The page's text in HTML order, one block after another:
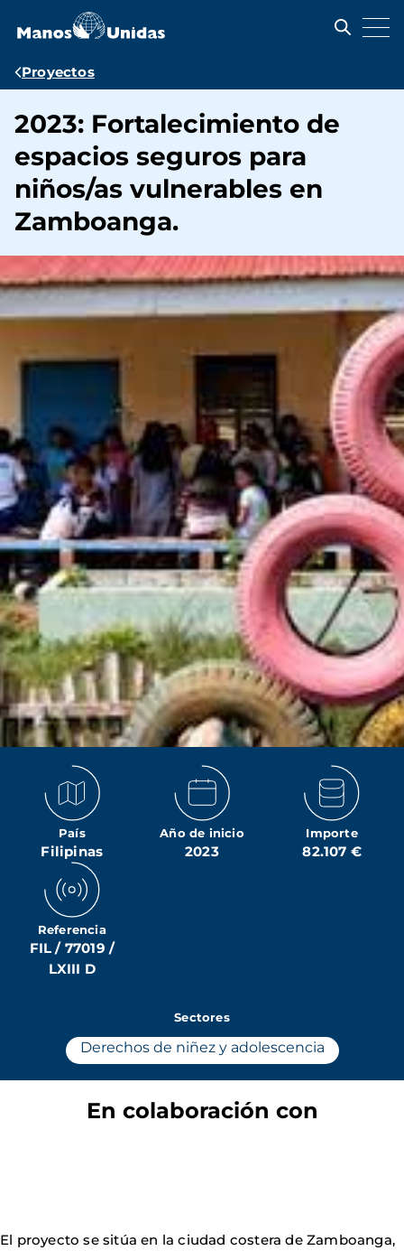
contenido
Ruta
navegación
Proyectos
2023: Fortalecimiento de
espacios seguros para
niños/as vulnerables en
Zamboanga.
País
Filipinas
Año de inicio
2023
Importe
82.107 €
Referencia
FIL / 77019 /
LXIII D
Sectores
Derechos de niñez y adolescencia
En colaboración con
El proyecto se sitúa en la ciudad costera de Zamboanga,